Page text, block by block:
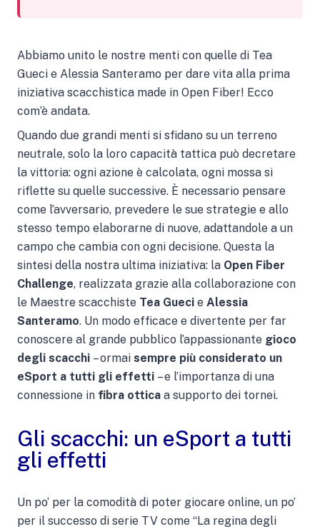
Abbiamo unito le nostre menti con quelle di Tea
Gueci e Alessia Santeramo per dare vita alla prima
iniziativa scacchistica made in Open Fiber! Ecco
com’è andata.
Quando due grandi menti si sfidano su un terreno
neutrale, solo la loro capacità tattica può decretare
la vittoria: ogni azione è calcolata, ogni mossa si
riflette su quelle successive. È necessario pensare
come l’avversario, prevedere le sue strategie e allo
stesso tempo elaborarne di nuove, adattandole a un
campo che cambia con ogni decisione. Questa la
sintesi della nostra ultima iniziativa: la Open Fiber
Challenge, realizzata grazie alla collaborazione con
le Maestre scacchiste Tea Gueci e Alessia
Santeramo. Un modo efficace e divertente per far
conoscere al grande pubblico l’appassionante gioco
degli scacchi – ormai sempre più considerato un
eSport a tutti gli effetti – e l’importanza di una
connessione in fibra ottica a supporto dei tornei.
Gli scacchi: un eSport a tutti
gli effetti
Un po’ per la comodità di poter giocare online, un po’
per il successo di serie TV come “La regina degli